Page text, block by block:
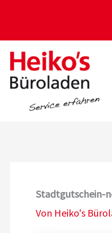
springen
Stadtgutschein-
Von Heiko's